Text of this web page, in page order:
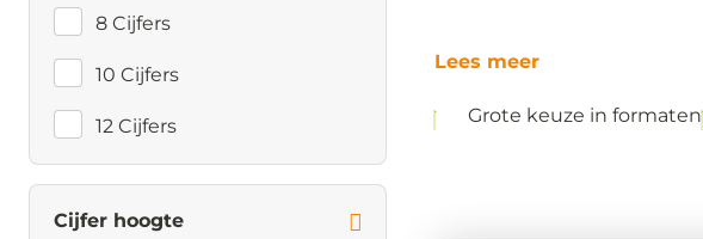
Lees meer
Grote keuze in formaten
8 Cijfers
10 Cijfers
12 Cijfers
Cijfer hoogte